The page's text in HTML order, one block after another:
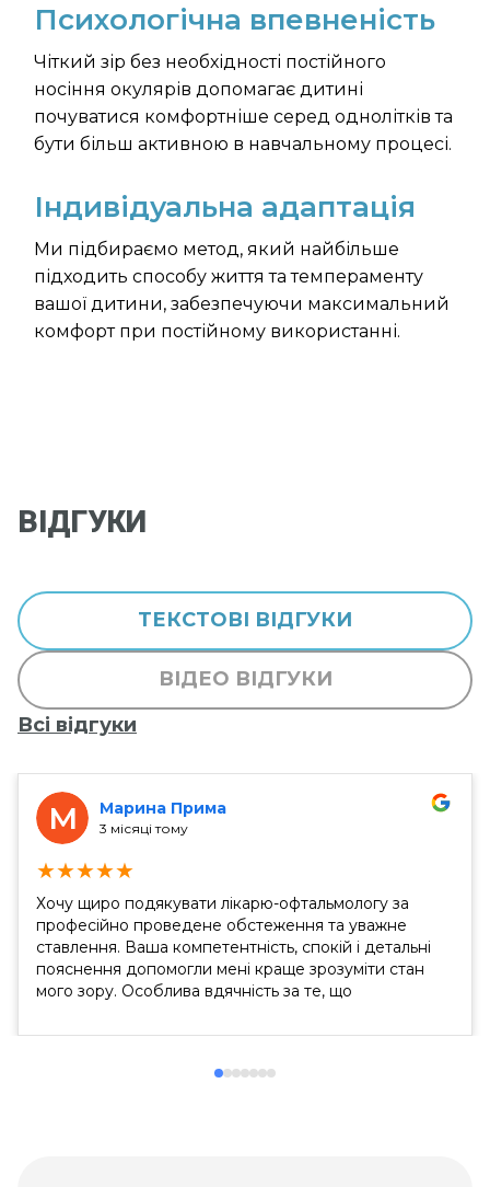
Психологічна впевненість
Чіткий зір без необхідності постійного
носіння окулярів допомагає дитині
почуватися комфортніше серед однолітків та
бути більш активною в навчальному процесі.
Індивідуальна адаптація
Ми підбираємо метод, який найбільше
підходить способу життя та темпераменту
вашої дитини, забезпечуючи максимальний
комфорт при постійному використанні.
ВІДГУКИ
ТЕКСТОВІ ВІДГУКИ
ВІДЕО ВІДГУКИ
Всі відгуки
М Марина Прима
3 місяці тому
★★★★★
Хочу щиро подякувати лікарю-офтальмологу за
професійно проведене обстеження та уважне
ставлення. Ваша компетентність, спокій і детальні
пояснення допомогли мені краще зрозуміти стан
мого зору. Особлива вдячність за те, що
лазерної корекції. Це дуже важливо для мене і